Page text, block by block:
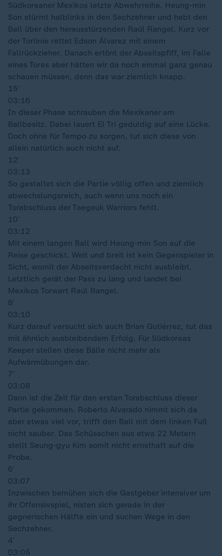
Südkoreaner Mexikos letzte Abwehrreihe. Heung-min
Son stürmt halblinks in den Sechzehner und hebt den
Ball über den herausstürzenden Raúl Rangel. Kurz vor
der Torlinie rettet Edson Álvarez mit einem
Fallrückzieher. Danach ertönt der Abseitspfiff, im Falle
eines Tores aber hätten wir da noch einmal ganz genau
schauen müssen, denn das war ziemlich knapp.
15′
03:16
In dieser Phase schrauben die Mexikaner am
Ballbesitz. Dabei lauert El Tri geduldig auf eine Lücke.
Doch ohne für Tempo zu sorgen, tut sich diese von
allein natürlich auch nicht auf.
12′
03:13
So gestaltet sich die Partie völlig offen und ziemlich
abwechslungsreich, auch wenn uns noch ein
Torabschluss der Taegeuk Warriors fehlt.
10′
03:12
Mit einem langen Ball wird Heung-min Son auf die
Reise geschickt. Weit und breit ist kein Gegenspieler in
Sicht, womit der Abseitsverdacht nicht ausbleibt.
Letztlich gerät der Pass zu lang und landet bei
Mexikos Torwart Raúl Rangel.
8′
03:10
Kurz darauf versucht sich auch Brian Gutiérrez, tut das
mit ähnlich ausbleibendem Erfolg. Für Südkoreas
Keeper stellen diese Bälle nicht mehr als
Aufwärmübungen dar.
7′
03:08
Dann ist die Zeit für den ersten Torabschluss dieser
Partie gekommen. Roberto Alvarado nimmt sich da
aber etwas viel vor, trifft den Ball mit dem linken Fuß
nicht sauber. Das Schüsschen aus etwa 22 Metern
stellt Seung-gyu Kim somit nicht ernsthaft auf die
Probe.
6′
03:07
Inzwischen bemühen sich die Gastgeber intensiver um
ihr Offensivspiel, nisten sich gerade in der
gegnerischen Hälfte ein und suchen Wege in den
Sechzehner.
4′
03:05